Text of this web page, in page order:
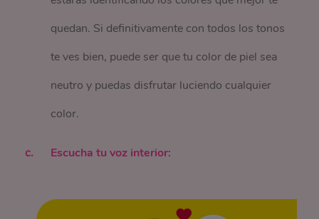
quedan. Si definitivamente con todos los tonos
te ves bien, puede ser que tu color de piel sea
neutro y puedas disfrutar luciendo cualquier
color.
Escucha tu voz interior: